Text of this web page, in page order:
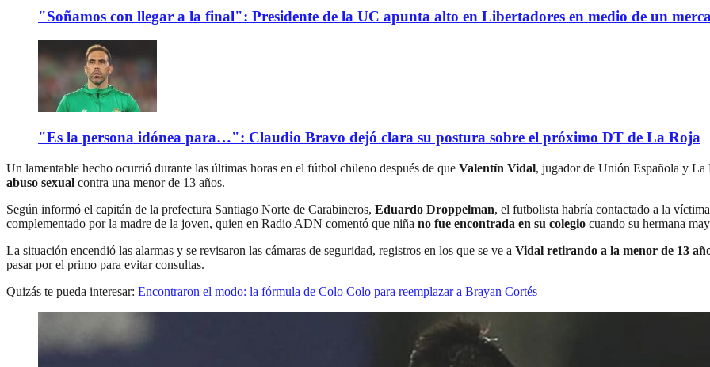
"Soñamos con llegar a la final": Presidente de la UC apunta alto en Libertadores en medio de un
"Es la persona idónea para…": Claudio Bravo dejó clara su postura sobre el próximo DT de La Roja
Un lamentable hecho ocurrió durante las últimas horas en el fútbol chileno después de que Valentín Vidal, jugador de Unión Española y
abuso sexual contra una menor de 13 años.
Según informó el capitán de la prefectura Santiago Norte de Carabineros, Eduardo Droppelman, el futbolista habría contactado a la
complementado por la madre de la joven, quien en Radio ADN comentó que niña no fue encontrada en su colegio cuando su hermana
La situación encendió las alarmas y se revisaron las cámaras de seguridad, registros en los que se ve a Vidal retirando a la menor de 13
pasar por el primo para evitar consultas.
Quizás te pueda interesar: Encontraron el modo: la fórmula de Colo Colo para reemplazar a Brayan Cortés